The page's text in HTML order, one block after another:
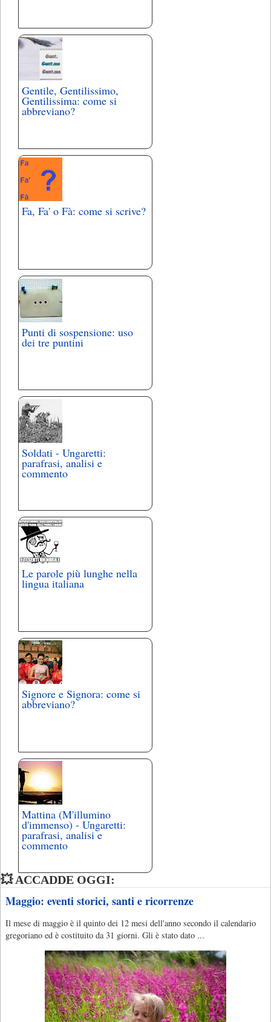
Gentile, Gentilissimo,
Gentilissima: come si
abbreviano?
Fa, Fa' o Fà: come si scrive?
Punti di sospensione: uso
dei tre puntini
Soldati - Ungaretti:
parafrasi, analisi e
commento
Le parole più lunghe nella
lingua italiana
Signore e Signora: come si
abbreviano?
Mattina (M'illumino
d'immenso) - Ungaretti:
parafrasi, analisi e
commento
💥 ACCADDE OGGI:
Maggio: eventi storici, santi e ricorrenze
Il mese di maggio è il quinto dei 12 mesi dell'anno secondo il calendario
gregoriano ed è costituito da 31 giorni. Gli è stato dato ...